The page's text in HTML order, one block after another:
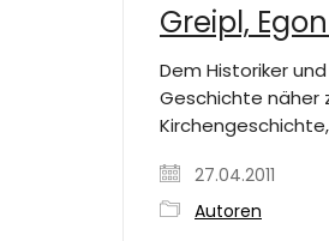
Greipl,
Dem Historiker
Geschichte näher
27.04.2011
Autoren